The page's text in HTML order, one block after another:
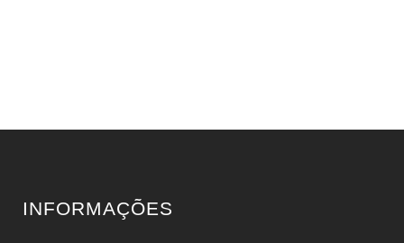
INFORMAÇÕES